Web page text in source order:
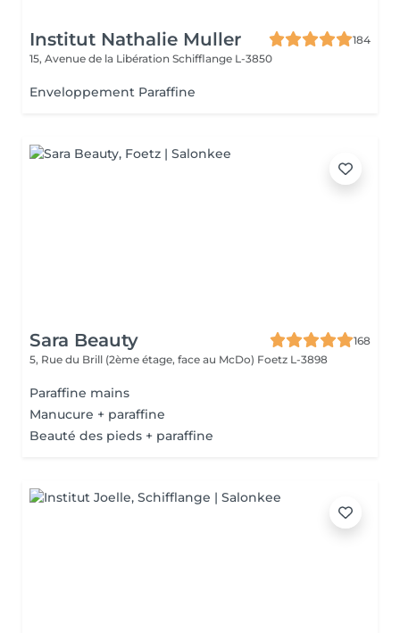
Institut Nathalie Muller
184
15, Avenue de la Libération Schifflange L-3850
Enveloppement Paraffine
Sara Beauty
168
5, Rue du Brill (2ème étage, face au McDo) Foetz L-3898
Paraffine mains
Manucure + paraffine
Beauté des pieds + paraffine